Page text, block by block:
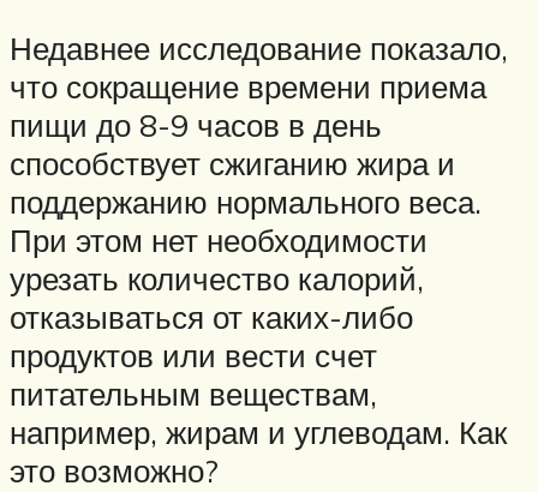
Недавнее исследование показало,
что сокращение времени приема
пищи до 8-9 часов в день
способствует сжиганию жира и
поддержанию нормального веса.
При этом нет необходимости
урезать количество калорий,
отказываться от каких-либо
продуктов или вести счет
питательным веществам,
например, жирам и углеводам. Как
это возможно?